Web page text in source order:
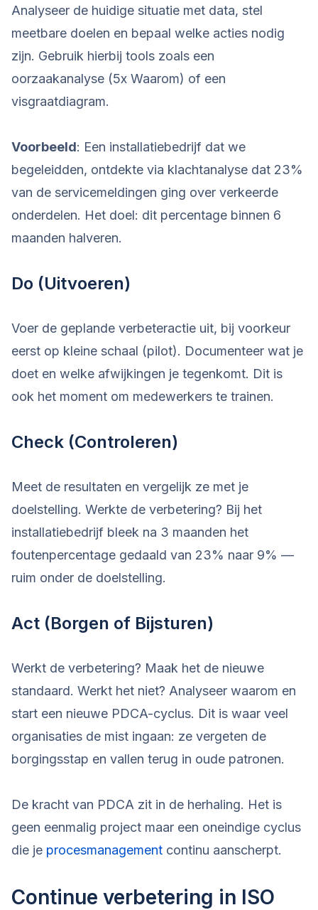
Analyseer de huidige situatie met data, stel
meetbare doelen en bepaal welke acties nodig
zijn. Gebruik hierbij tools zoals een
oorzaakanalyse (5x Waarom) of een
visgraatdiagram.
Voorbeeld: Een installatiebedrijf dat we
begeleidden, ontdekte via klachtanalyse dat 23%
van de servicemeldingen ging over verkeerde
onderdelen. Het doel: dit percentage binnen 6
maanden halveren.
Do (Uitvoeren)
Voer de geplande verbeteractie uit, bij voorkeur
eerst op kleine schaal (pilot). Documenteer wat je
doet en welke afwijkingen je tegenkomt. Dit is
ook het moment om medewerkers te trainen.
Check (Controleren)
Meet de resultaten en vergelijk ze met je
doelstelling. Werkte de verbetering? Bij het
installatiebedrijf bleek na 3 maanden het
foutenpercentage gedaald van 23% naar 9% —
ruim onder de doelstelling.
Act (Borgen of Bijsturen)
Werkt de verbetering? Maak het de nieuwe
standaard. Werkt het niet? Analyseer waarom en
start een nieuwe PDCA-cyclus. Dit is waar veel
organisaties de mist ingaan: ze vergeten de
borgingsstap en vallen terug in oude patronen.
De kracht van PDCA zit in de herhaling. Het is
geen eenmalig project maar een oneindige cyclus
die je procesmanagement continu aanscherpt.
Continue verbetering in ISO